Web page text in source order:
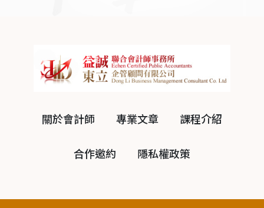
關於會計師 專業文章 課程介紹
合作邀約 隱私權政策